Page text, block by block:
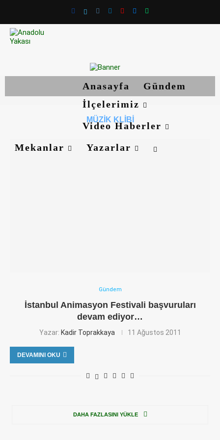
Anasayfa
Gündem
İlçelerimiz
Video Haberler
Mekanlar
Yazarlar
MÜZIK KLIBI
Gündem
İstanbul Animasyon Festivali başvuruları
devam ediyor…
Yazar: Kadir Toprakkaya 11 Ağustos 2011
DEVAMINI OKU
DAHA FAZLASINI YÜKLE